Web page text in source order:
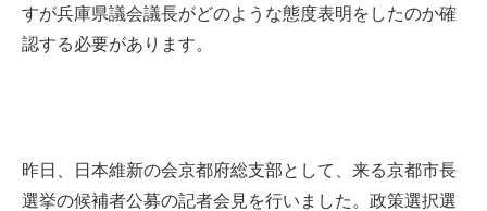
すが兵庫県議会議長がどのような態度表明をしたのか確
認する必要があります。
昨日、日本維新の会京都府総支部として、来る京都市長
選挙の候補者公募の記者会見を行いました。政策選択選